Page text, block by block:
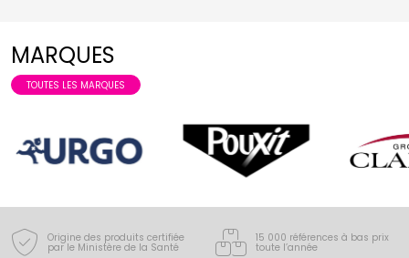
MARQUES
TOUTES LES MARQUES
Origine des produits certifiée
par le Ministère de la Santé
15 000 références à bas prix
toute l’année